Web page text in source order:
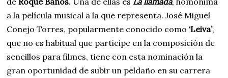
a la película musical a la que representa. José Miguel
Conejo Torres, popularmente conocido como ‘Leiva’,
que no es habitual que participe en la composición de
sencillos para filmes, tiene con esta nominación la
gran oportunidad de subir un peldaño en su carrera